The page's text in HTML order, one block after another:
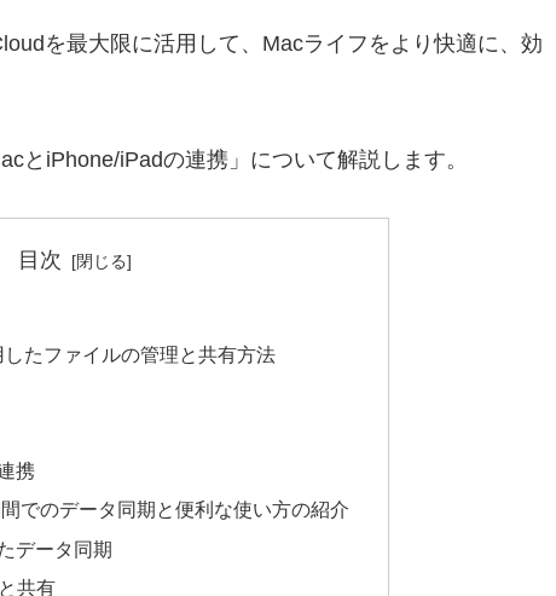
を最大限に活用して、Macライフをより快適に、効
とiPhone/iPadの連携」について解説します。
目次
たファイルの管理と共有方法
携
でのデータ同期と便利な使い方の紹介
データ同期
共有